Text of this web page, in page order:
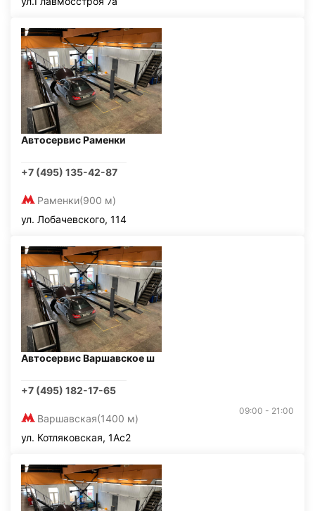
Автосервис Раменки
+7 (495) 135-42-87
Раменки(900 м)
ул. Лобачевского, 114
Автосервис Варшавское ш
+7 (495) 182-17-65
Варшавская(1400 м)
09:00 - 21:00
ул. Котляковская, 1Ас2